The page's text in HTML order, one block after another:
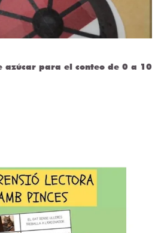
azúcar para el conteo de 0 a 10